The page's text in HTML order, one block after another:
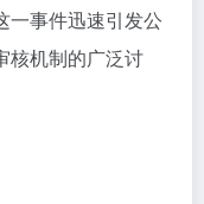
一事件迅速引发公
核机制的广泛讨